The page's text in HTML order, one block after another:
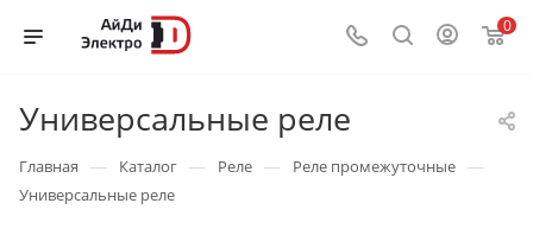
0
Универсальные реле
Главная — Каталог — Реле — Реле промежуточные —
Универсальные реле